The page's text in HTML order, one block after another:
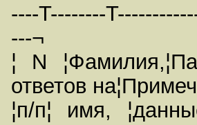
----T--------
---¬
¦ N
ответов
¦п/п¦ имя,